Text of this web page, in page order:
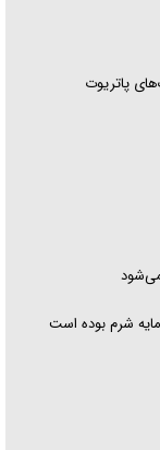
پاتریوت
شرم بوده است